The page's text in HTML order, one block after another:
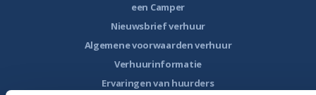
een Camper
Nieuwsbrief verhuur
Algemene voorwaarden verhuur
Verhuurinformatie
Ervaringen van huurders